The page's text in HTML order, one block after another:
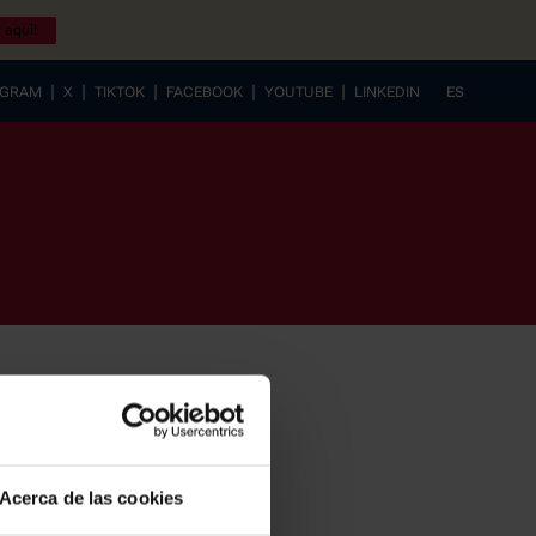
Acerca de las cookies
aquí!
| X | TIKTOK | FACEBOOK | YOUTUBE | LINKEDIN
ES